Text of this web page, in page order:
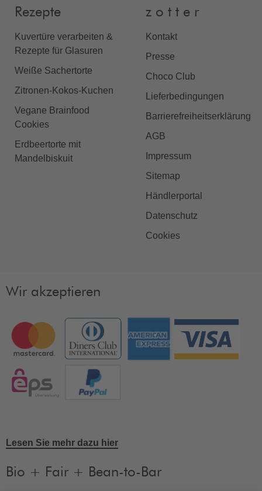
Rezepte
Kuvertüre verarbeiten &
Rezepte für Glasuren
Weiße Sachertorte
Zitronen-Kokos-Kuchen
Vegane Brainfood
Cookies
Erdbeertorte mit
Mandelbiskuit
z o t t e r
Kontakt
Presse
Choco Club
Lieferbedingungen
Barrierefreiheitserklärung
AGB
Impressum
Sitemap
Händlerportal
Datenschutz
Cookies
Wir akzeptieren
Lesen Sie mehr dazu hier
Bio + Fair + Bean-to-Bar